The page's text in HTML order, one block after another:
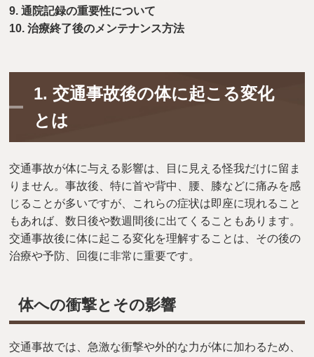
9. 通院記録の重要性について
10. 治療終了後のメンテナンス方法
1. 交通事故後の体に起こる変化
とは
交通事故が体に与える影響は、目に見える怪我だけに留ま
りません。事故後、特に首や背中、腰、膝などに痛みを感
じることが多いですが、これらの症状は即座に現れること
もあれば、数日後や数週間後に出てくることもあります。
交通事故後に体に起こる変化を理解することは、その後の
治療や予防、回復に非常に重要です。
体への衝撃とその影響
交通事故では、急激な衝撃や外的な力が体に加わるため、